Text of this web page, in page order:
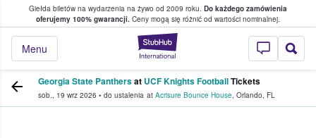
Giełda biletów na wydarzenia na żywo od 2009 roku. Do każdego zamówienia
oferujemy 100% gwarancji. Ceny mogą się różnić od wartości nominalnej.
StubHub —
Menu
w którym fani i kibice kupują i
Georgia State Panthersat UCF Knights FootballTickets
sob., 19 wrz 2026 • do ustalenia at Acrisure Bounce House, Orlando, FL